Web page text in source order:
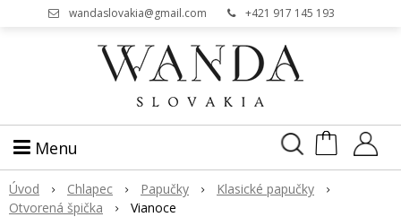
wandaslovakia@gmail.com +421 917 145 193
Menu
Úvod Chlapec Papučky
Klasické papučky
Otvorená špička
Vianoce